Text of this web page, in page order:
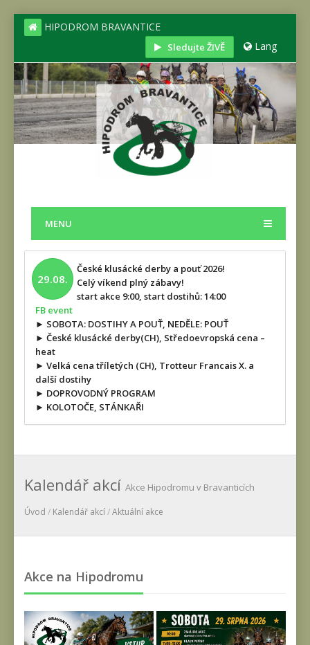
HIPODROM BRAVANTICE
Sledujte ŽIVĚ Lang
MENU
29.08.
České klusácké derby a pouť 2026!
Celý víkend plný zábavy!
start akce 9:00, start dostihů: 14:00
FB event
► SOBOTA: DOSTIHY A POUŤ, NEDĚLE: POUŤ
► České klusácké derby(CH), Středoevropská cena –
heat
► Velká cena tříletých (CH), Trotteur Francais X. a
další dostihy
► DOPROVODNÝ PROGRAM
► KOLOTOČE, STÁNKAŘI
Kalendář akcí Akce Hipodromu v Bravanticích
Úvod / Kalendář akcí/Aktuální akce
Akce na Hipodromu